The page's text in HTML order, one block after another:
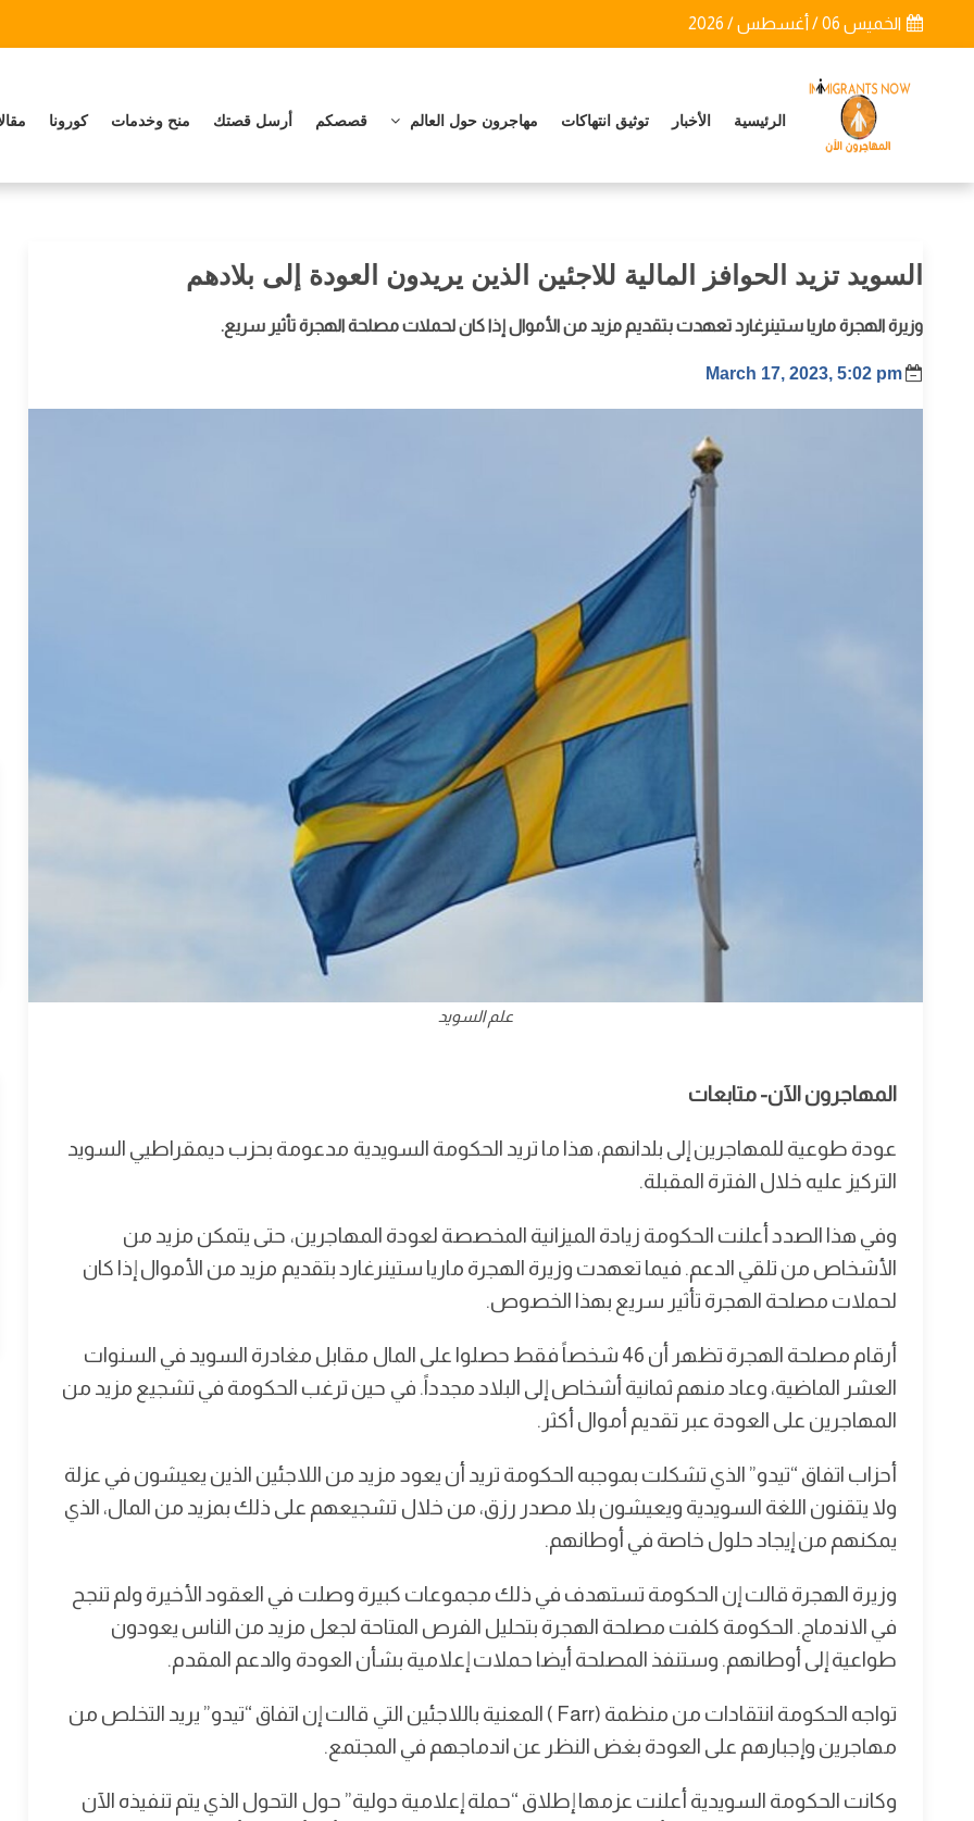
الخميس 06 / أغسطس / 2026
الرئيسية الأخبار توثيق انتهاكات مهاجرون حول العالم قصصكم أرسل قصتك منح وخدمات كورونا
السويد تزيد الحوافز المالية للاجئين الذين يريدون العودة إلى بلادهم
وزيرة الهجرة ماريا ستينرغارد تعهدت بتقديم مزيد من الأموال إذا كان لحملات مصلحة الهجرة تأثير سريع.
March 17, 2023, 5:02 pm
علم السويد
المهاجرون الآن- متابعات
عودة طوعية للمهاجرين إلى بلدانهم، هذا ما تريد الحكومة السويدية مدعومة بحزب ديمقراطيي السويد
التركيز عليه خلال الفترة المقبلة.
وفي هذا الصدد أعلنت الحكومة زيادة الميزانية المخصصة لعودة المهاجرين، حتى يتمكن مزيد من
الأشخاص من تلقي الدعم. فيما تعهدت وزيرة الهجرة ماريا ستينرغارد بتقديم مزيد من الأموال إذا كان
لحملات مصلحة الهجرة تأثير سريع بهذا الخصوص.
أرقام مصلحة الهجرة تظهر أن 46 شخصاً فقط حصلوا على المال مقابل مغادرة السويد في السنوات
العشر الماضية، وعاد منهم ثمانية أشخاص إلى البلاد مجدداً. في حين ترغب الحكومة في تشجيع مزيد من
المهاجرين على العودة عبر تقديم أموال أكثر.
أحزاب اتفاق “تيدو” الذي تشكلت بموجبه الحكومة تريد أن يعود مزيد من اللاجئين الذين يعيشون في عزلة
ولا يتقنون اللغة السويدية ويعيشون بلا مصدر رزق، من خلال تشجيعهم على ذلك بمزيد من المال، الذي
يمكنهم من إيجاد حلول خاصة في أوطانهم.
وزيرة الهجرة قالت إن الحكومة تستهدف في ذلك مجموعات كبيرة وصلت في العقود الأخيرة ولم تنجح
في الاندماج. الحكومة كلفت مصلحة الهجرة بتحليل الفرص المتاحة لجعل مزيد من الناس يعودون
طواعية إلى أوطانهم. وستنفذ المصلحة أيضا حملات إعلامية بشأن العودة والدعم المقدم.
تواجه الحكومة انتقادات من منظمة (Farr ) المعنية باللاجئين التي قالت إن اتفاق “تيدو” يريد التخلص من
مهاجرين وإجبارهم على العودة بغض النظر عن اندماجهم في المجتمع.
وكانت الحكومة السويدية أعلنت عزمها إطلاق “حملة إعلامية دولية” حول التحول الذي يتم تنفيذه الآن